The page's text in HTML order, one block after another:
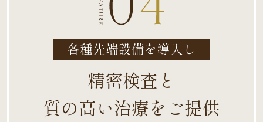
各種先端設備を導入し
精密検査と
質の高い治療をご提供